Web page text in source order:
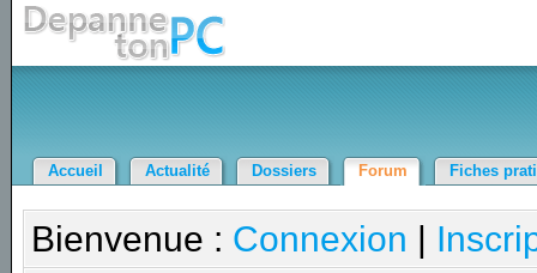
Accueil Actualité Dossiers Forum Fiches
Bienvenue : Connexion |